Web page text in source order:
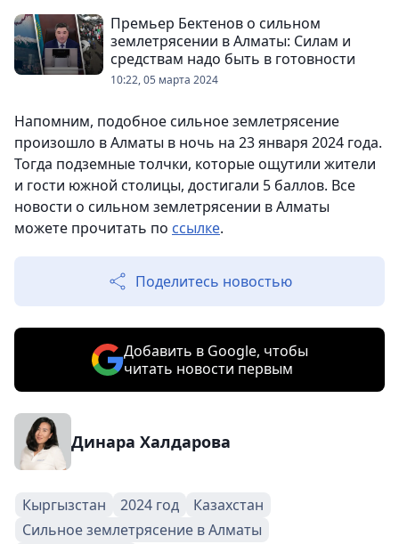
Премьер Бектенов о сильном
землетрясении в Алматы: Силам и
средствам надо быть в готовности
10:22, 05 марта 2024
Напомним, подобное сильное землетрясение
произошло в Алматы в ночь на 23 января 2024 года.
Тогда подземные толчки, которые ощутили жители
и гости южной столицы, достигали 5 баллов. Все
новости о сильном землетрясении в Алматы
можете прочитать по ссылке.
Поделитесь новостью
Добавить в Google, чтобы
читать новости первым
Динара Халдарова
Кыргызстан 2024 год
Казахстан
Сильное землетрясение в Алматы